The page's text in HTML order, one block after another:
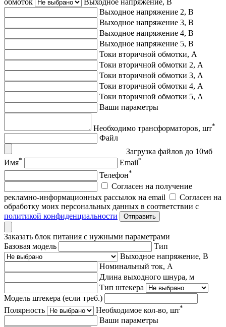
Выходное напряжение 2, В
Выходное напряжение 3, В
Выходное напряжение 4, В
Выходное напряжение 5, В
Токи вторичной обмотки, А
Токи вторичной обмотки 2, А
Токи вторичной обмотки 3, А
Токи вторичной обмотки 4, А
Токи вторичной обмотки 5, А
Ваши параметры
Необходимо трансформаторов, шт*
Файл
Загрузка файлов до 10мб
Имя* Email*
Телефон*
Согласен на получение
рекламно-информационных рассылок на email
Согласен на
обработку моих персональных данных в соответствии с
политикой конфиденциальности
Отправить
Заказать блок питания с нужными параметрами
Базовая модель
Тип
Выходное напряжение, В
Номинальный ток, А
Длина выходного шнура, м
Тип штекера
Модель штекера (если треб.)
Полярность
Необходимое кол-во, шт*
Ваши параметры